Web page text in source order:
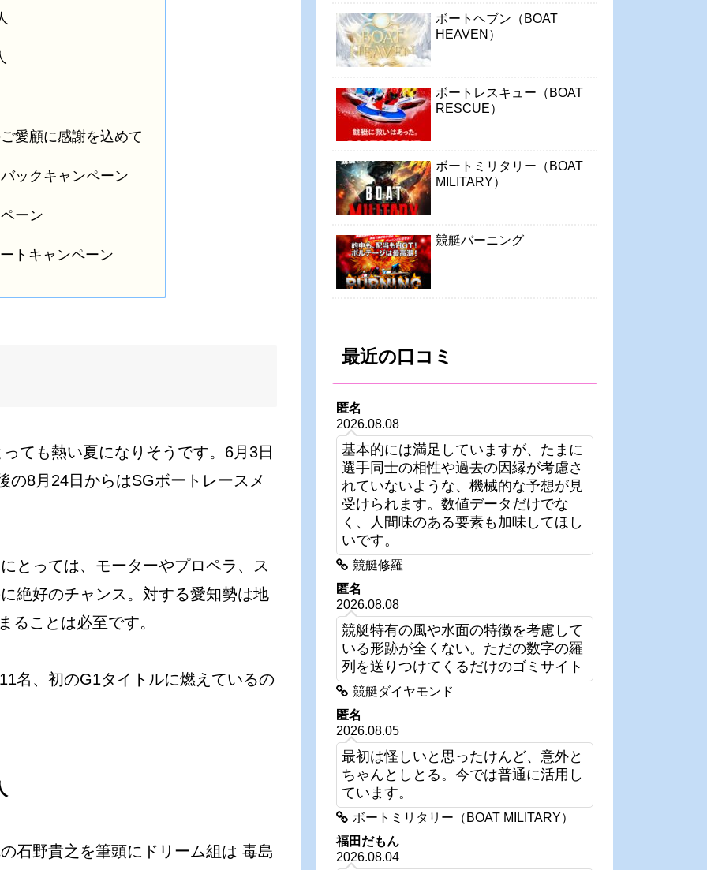
愛顧に感謝を込めて
ックキャンペーン
ーン
トキャンペーン
ても熱い夏になりそうです。6月3日
の8月24日からはSGボートレースメ
とっては、モーターやプロペラ、ス
絶好のチャンス。対する愛知勢は地
ことは必至です。
名、初のG1タイトルに燃えているの
石野貴之を筆頭にドリーム組は 毒島
ボートヘブン（BOAT
HEAVEN）
ボートレスキュー（BOAT
RESCUE）
ボートミリタリー（BOAT
MILITARY）
競艇バーニング
最近の口コミ
匿名
2026.08.08
基本的には満足していますが、たまに
選手同士の相性や過去の因縁が考慮さ
れていないような、機械的な予想が見
受けられます。数値データだけでな
く、人間味のある要素も加味してほし
いです。
競艇修羅
匿名
2026.08.08
競艇特有の風や水面の特徴を考慮して
いる形跡が全くない。ただの数字の羅
列を送りつけてくるだけのゴミサイト
競艇ダイヤモンド
匿名
2026.08.05
最初は怪しいと思ったけんど、意外と
ちゃんとしとる。今では普通に活用し
ています。
ボートミリタリー（BOAT MILITARY）
福田だもん
2026.08.04